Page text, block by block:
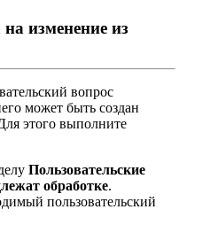
на изменение из
вопрос
может быть создан
этого выполните
Пользовательские
обработке.
пользовательский